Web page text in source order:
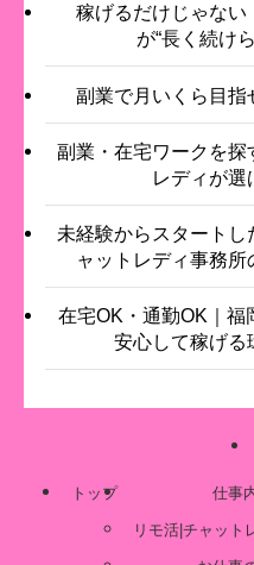
稼げるだけじゃない
が“長く続け
副業で月いくら目
副業・在宅ワークを探
レディが選
未経験からスタート
ャットレディ事務
在宅OK・通勤OK｜福
安心して稼げる
トップ 仕事
リモ活|チャット